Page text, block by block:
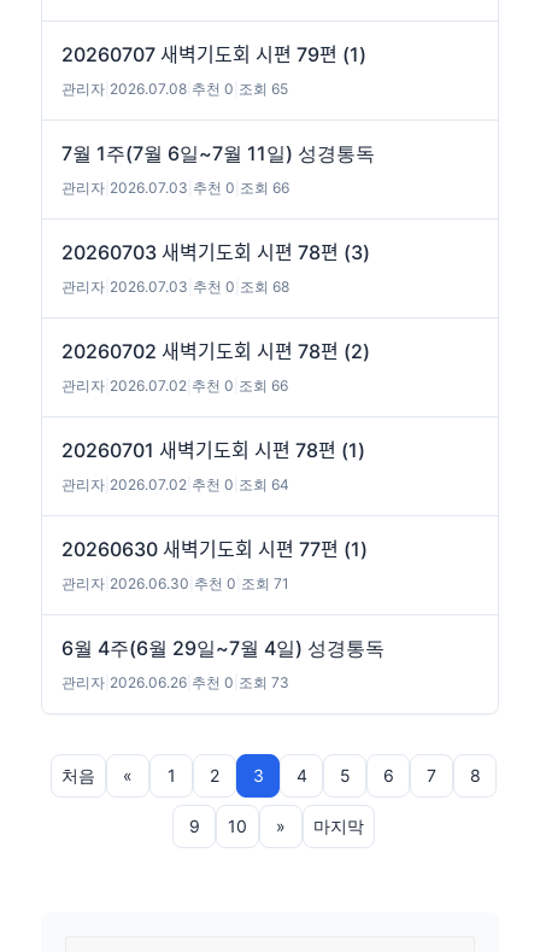
20260707 새벽기도회 시편 79편 (1)
관리자| 2026.07.08| 추천 0 조회 65
7월 1주(7월 6일~7월 11일) 성경통독
관리자| 2026.07.03 추천 0 조회 66
20260703 새벽기도회 시편 78편 (3)
관리자| 2026.07.03 추천 0 조회 68
20260702 새벽기도회 시편 78편 (2)
관리자| 2026.07.02| 추천 0 조회 66
20260701 새벽기도회 시편 78편 (1)
관리자| 2026.07.02| 추천 0 조회 64
20260630 새벽기도회 시편 77편 (1)
관리자| 2026.06.30 추천 0 조회 71
6월 4주(6월 29일~7월 4일) 성경통독
관리자| 2026.06.26| 추천 0 조회 73
처음 « 1 2 3 4 5 6 7 8
9 10 » 마지막